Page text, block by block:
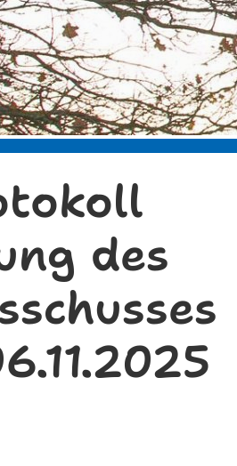
des